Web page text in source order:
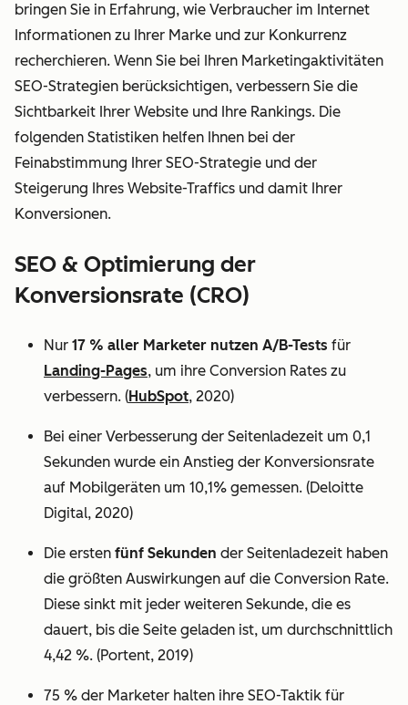
bringen Sie in Erfahrung, wie Verbraucher im Internet
Informationen zu Ihrer Marke und zur Konkurrenz
recherchieren. Wenn Sie bei Ihren Marketingaktivitäten
SEO-Strategien berücksichtigen, verbessern Sie die
Sichtbarkeit Ihrer Website und Ihre Rankings. Die
folgenden Statistiken helfen Ihnen bei der
Feinabstimmung Ihrer SEO-Strategie und der
Steigerung Ihres Website-Traffics und damit Ihrer
Konversionen.
SEO & Optimierung der
Konversionsrate (CRO)
Nur 17 % aller Marketer nutzen A/B-Tests für
Landing-Pages, um ihre Conversion Rates zu
verbessern. (HubSpot, 2020)
Bei einer Verbesserung der Seitenladezeit um 0,1
Sekunden wurde ein Anstieg der Konversionsrate
auf Mobilgeräten um 10,1% gemessen. (Deloitte
Digital, 2020)
Die ersten fünf Sekunden der Seitenladezeit haben
die größten Auswirkungen auf die Conversion Rate.
Diese sinkt mit jeder weiteren Sekunde, die es
dauert, bis die Seite geladen ist, um durchschnittlich
4,42 %. (Portent, 2019)
75 % der Marketer halten ihre SEO-Taktik für